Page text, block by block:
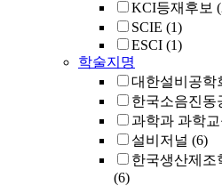
KCI등재후보
SCIE (1)
ESCI (1)
학술지명
대한설비공학
한국소음진동
과학과 과학교
설비저널 (6)
한국생산제조
(6)